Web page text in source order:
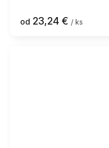
od 23,24 € / ks